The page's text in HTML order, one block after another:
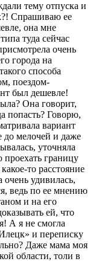
тему отпуска и
Спрашиваю ее
она мне
туда сейчас
очень
города на
способа
поездом-
был дешевле!
Она говорит,
попасть? Говорю,
вариант
до мелочей и даже
уточняла
проехать границу
то расстояние
очень удивилась,
ведь по ее мнению
и на его
ей, что
А я не смогла
и переписку
Даже мама моя
области, толи в